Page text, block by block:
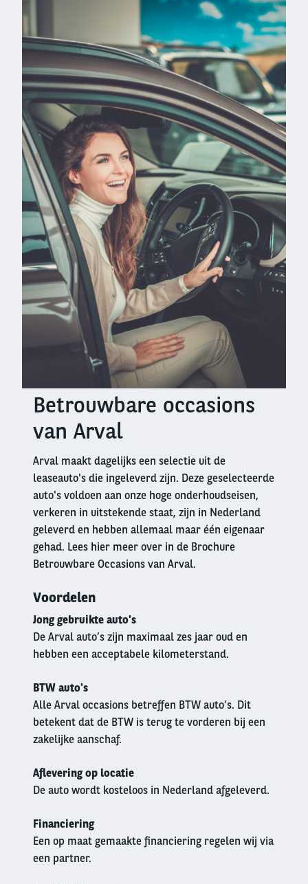
Right
columnBetrouwbare occasions
van Arval
Arval maakt dagelijks een selectie uit de
leaseauto's die ingeleverd zijn. Deze geselecteerde
auto's voldoen aan onze hoge onderhoudseisen,
verkeren in uitstekende staat, zijn in Nederland
geleverd en hebben allemaal maar één eigenaar
gehad. Lees hier meer over in de Brochure
Betrouwbare Occasions van Arval.
Voordelen
Jong gebruikte auto's
De Arval auto’s zijn maximaal zes jaar oud en
hebben een acceptabele kilometerstand.
BTW auto's
Alle Arval occasions betreffen BTW auto’s. Dit
betekent dat de BTW is terug te vorderen bij een
zakelijke aanschaf.
Aflevering op locatie
De auto wordt kosteloos in Nederland afgeleverd.
Financiering
Een op maat gemaakte financiering regelen wij via
een partner.